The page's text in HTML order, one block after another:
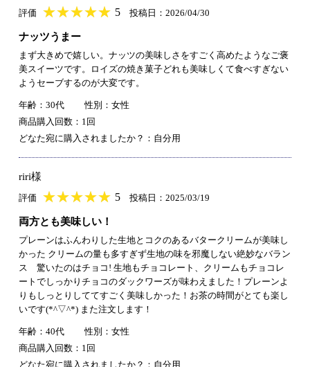
評価 ★★★★★
★★★★★ 5 投稿日：2026/04/30
ナッツうまー
まず大きめで嬉しい。ナッツの美味しさをすごく高めたようなご褒
美スイーツです。ロイズの焼き菓子どれも美味しくて食べすぎない
ようセーブするのが大変です。
年齢：30代
性別：女性
商品購入回数：1回
どなた宛に購入されましたか？：自分用
riri様
評価 ★★★★★
★★★★★ 5 投稿日：2025/03/19
両方とも美味しい！
プレーンはふんわりした生地とコクのあるバタークリームが美味し
かった クリームの量も多すぎず生地の味を邪魔しない絶妙なバラン
ス 驚いたのはチョコ! 生地もチョコレート、クリームもチョコレ
ートでしっかりチョコのダックワーズが味わえました！プレーンよ
りもしっとりしててすごく美味しかった！お茶の時間がとても楽し
いです(*^▽^*) また注文します！
年齢：40代
性別：女性
商品購入回数：1回
どなた宛に購入されましたか？：自分用